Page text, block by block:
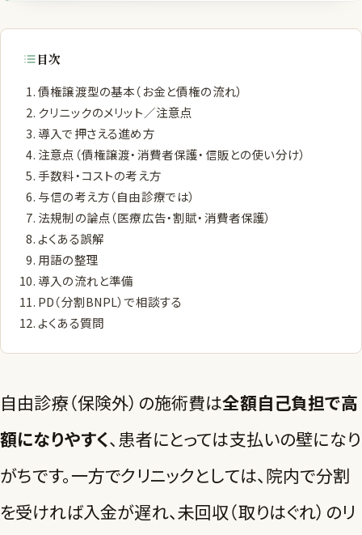
目次
債権譲渡型の基本（お金と債権の流れ）
クリニックのメリット／注意点
導入で押さえる進め方
注意点（債権譲渡・消費者保護・信販との使い分け）
手数料・コストの考え方
与信の考え方（自由診療では）
法規制の論点（医療広告・割賦・消費者保護）
よくある誤解
用語の整理
導入の流れと準備
PD（分割BNPL）で相談する
よくある質問
自由診療（保険外）の施術費は全額自己負担で高
額になりやすく、患者にとっては支払いの壁になり
がちです。一方でクリニックとしては、院内で分割
を受ければ入金が遅れ、未回収（取りはぐれ）のリ